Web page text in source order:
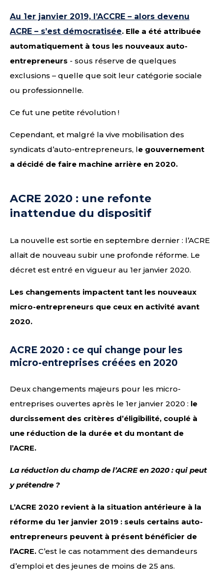
Au 1er janvier 2019, l’ACCRE – alors devenu
ACRE – s’est démocratisée. Elle a été attribuée
automatiquement à tous les nouveaux auto-
entrepreneurs - sous réserve de quelques
exclusions – quelle que soit leur catégorie sociale
ou professionnelle.
Ce fut une petite révolution !
Cependant, et malgré la vive mobilisation des
syndicats d’auto-entrepreneurs, le gouvernement
a décidé de faire machine arrière en 2020.
ACRE 2020 : une refonte
inattendue du dispositif
La nouvelle est sortie en septembre dernier : l’ACRE
allait de nouveau subir une profonde réforme. Le
décret est entré en vigueur au 1er janvier 2020.
Les changements impactent tant les nouveaux
micro-entrepreneurs que ceux en activité avant
2020.
ACRE 2020 : ce qui change pour les
micro-entreprises créées en 2020
Deux changements majeurs pour les micro-
entreprises ouvertes après le 1er janvier 2020 : le
durcissement des critères d’éligibilité, couplé à
une réduction de la durée et du montant de
l’ACRE.
La réduction du champ de l’ACRE en 2020 : qui peut
y prétendre ?
L’ACRE 2020 revient à la situation antérieure à la
réforme du 1er janvier 2019 : seuls certains auto-
entrepreneurs peuvent à présent bénéficier de
l’ACRE. C’est le cas notamment des demandeurs
d’emploi et des jeunes de moins de 25 ans.